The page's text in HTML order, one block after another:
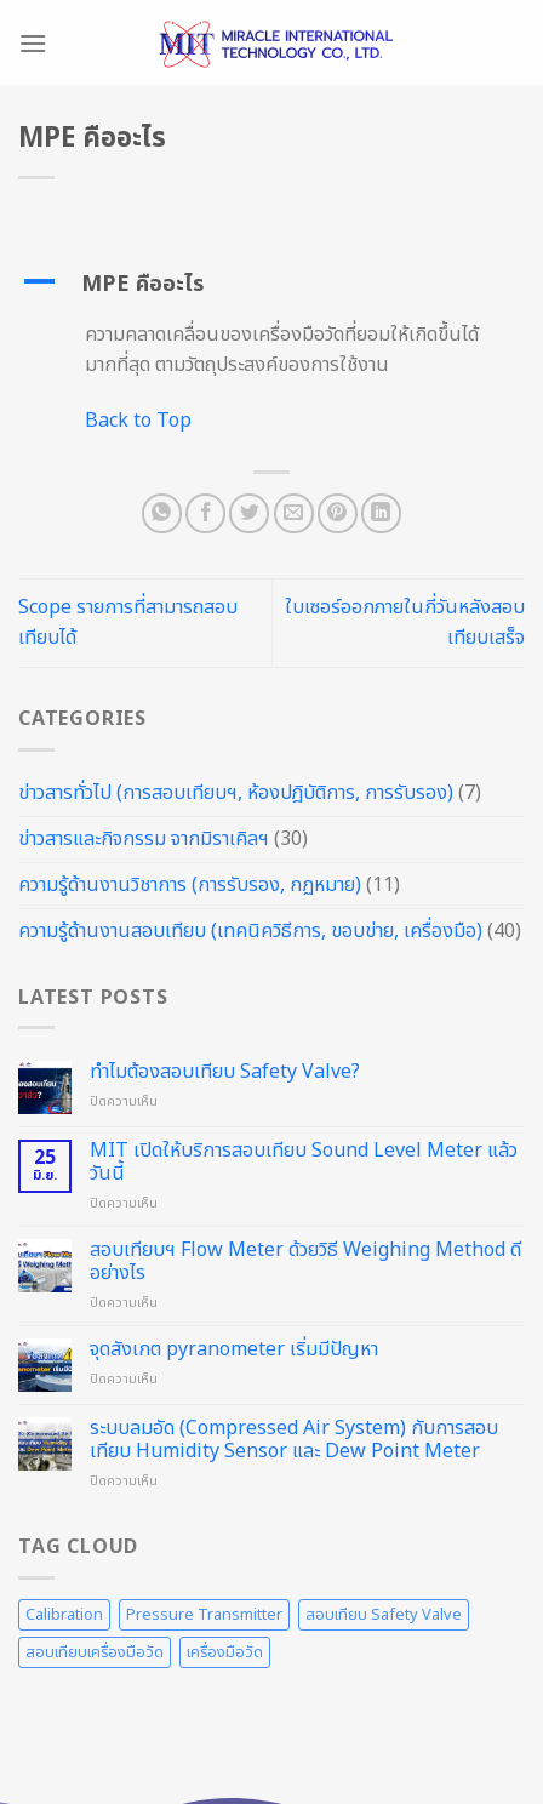
MPE คืออะไร
A MPE คืออะไร
ความคลาดเคลื่อนของเครื่องมือวัดที่ยอมให้เกิดขึ้นได้
มากที่สุด ตามวัตถุประสงค์ของการใช้งาน
Back to Top
Scope รายการที่สามารถสอบ
เทียบได้
ใบเซอร์ออกภายในกี่วันหลังสอบ
เทียบเสร็จ
CATEGORIES
ข่าวสารทั่วไป (การสอบเทียบฯ, ห้องปฎิบัติการ, การรับรอง)(7)
ข่าวสารและกิจกรรม จากมิราเคิลฯ (30)
ความรู้ด้านงานวิชาการ (การรับรอง, กฏหมาย)(11)
ความรู้ด้านงานสอบเทียบ (เทคนิควิธีการ, ขอบข่าย, เครื่องมือ)(40)
LATEST POSTS
ทำไมต้องสอบเทียบ Safety Valve?
ปิดความเห็น
ต้อง
สอบ
25
มิ.ย.
MIT เปิดให้บริการสอบเทียบ Sound Level Meter แล้ว
วันนี้
ปิดความเห็น
เปิด
Sound
Level
วัน
นี้
สอบเทียบฯ Flow Meter ด้วยวิธี Weighing Method ดี
อย่างไร
ปิดความเห็น
เทียบฯ
Flow
วิธี
Weighing
จุดสังเกต pyranometer เริ่มมีปัญหา
ปิดความเห็น
สังเกต
pyranometer
เริ่ม
ระบบลมอัด (Compressed Air System) กับการสอบ
เทียบ Humidity Sensor และ Dew Point Meter
ปิดความเห็น
System)
กับ
การ
สอบ
TAG CLOUD
Calibration Pressure Transmitter
สอบเทียบ Safety Valve
สอบเทียบเครื่องมือวัด
เครื่องมือวัด